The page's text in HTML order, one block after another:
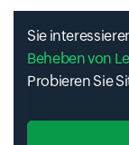
Sie
Beheben von
Probieren Sie